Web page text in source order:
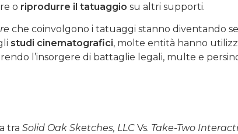
o riprodurre il tatuaggio su altri supporti.
che coinvolgono i tatuaggi stanno diventando
studi cinematografici, molte entità hanno
l’insorgere di battaglie legali, multe e
tra Solid Oak Sketches, LLC Vs. Take-Two